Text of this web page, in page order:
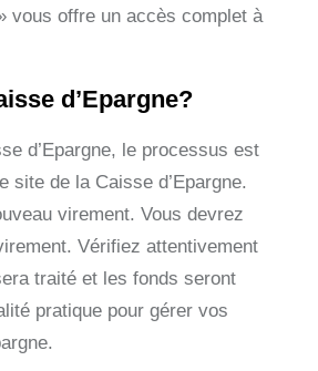
vous offre un accès complet à
d’Epargne?
d’Epargne, le processus est
site de la Caisse d’Epargne.
virement. Vous devrez
Vérifiez attentivement
traité et les fonds seront
pratique pour gérer vos